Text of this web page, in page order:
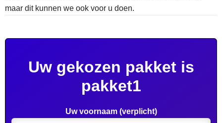
maar dit kunnen we ook voor u doen.
Uw gekozen pakket is
pakket1
Uw voornaam (verplicht)